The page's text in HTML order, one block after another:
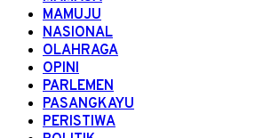
MAMUJU
NASIONAL
OLAHRAGA
OPINI
PARLEMEN
PASANGKAYU
PERISTIWA